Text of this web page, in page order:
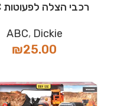
רכבי הצלה לפעוטות ABC
ABC, Dickie
₪25.00